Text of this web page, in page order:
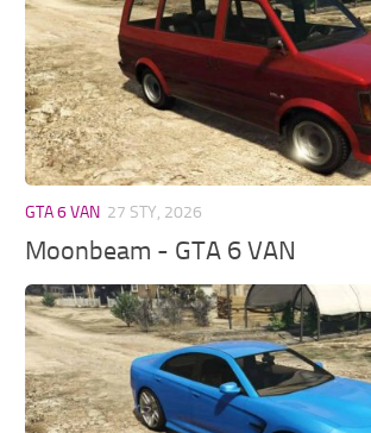
GTA 6 VAN 27 STY, 2026
Moonbeam - GTA 6 VAN